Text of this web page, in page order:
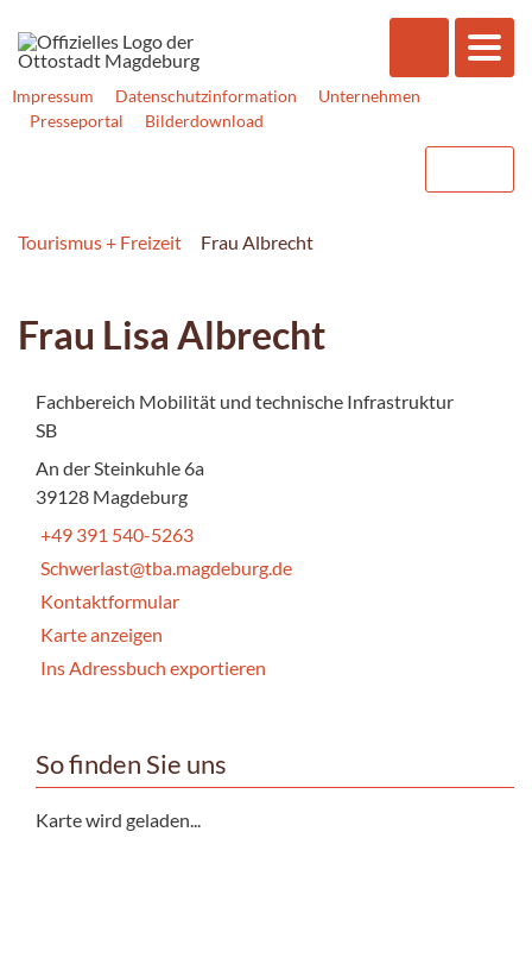
Impressum Datenschutzinformation
Unternehmen
Presseportal
Bilderdownload
Tourismus + Freizeit Frau Albrecht
Frau Lisa Albrecht
Fachbereich Mobilität und technische Infrastruktur
SB
An der Steinkuhle 6a
39128 Magdeburg
+49 391 540-5263
Schwerlast@tba.magdeburg.de
Kontaktformular
Karte anzeigen
Ins Adressbuch exportieren
So finden Sie uns
Karte wird geladen...